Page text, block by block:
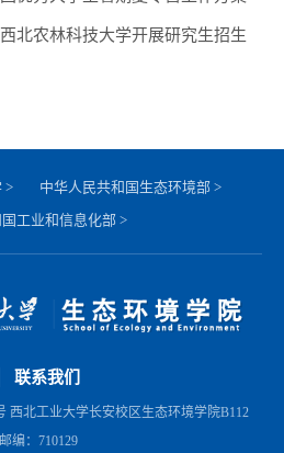
北农林科技大学开展研究生招生
>
中华人民共和国生态环境部 >
工业和信息化部 >
联系我们
西北工业大学长安校区生态环境学院B112
邮编：710129